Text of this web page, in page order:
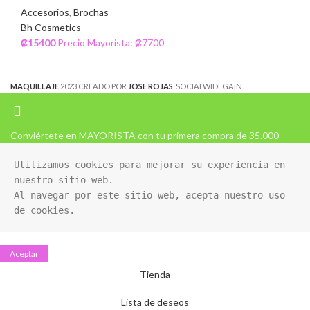
Accesorios, Brochas
Bh Cosmetics
₡15400 Precio Mayorista: ₡7700
MAQUILLAJE 2023 CREADO POR JOSE ROJAS . SOCIALWIDEGAIN.
Conviértete en MAYORISTA con tu primera compra de 35.000
Utilizamos cookies para mejorar su experiencia en
nuestro sitio web.
Al navegar por este sitio web, acepta nuestro uso
de cookies.
Aceptar
Tienda
Lista de deseos